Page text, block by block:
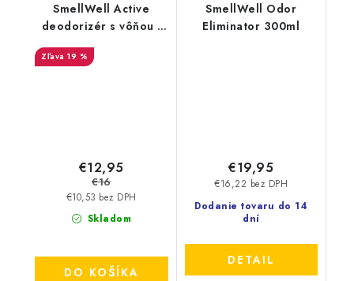
SmellWell Active
deodorizér s vôňou -
Camo Green
19 %
Skladom
€10,53 bez DPH
€12,95
€16
DO KOŠÍKA
SmellWell Odor
Eliminator 300ml
Dodanie tovaru do 14
dní
€16,22 bez DPH
€19,95
DETAIL